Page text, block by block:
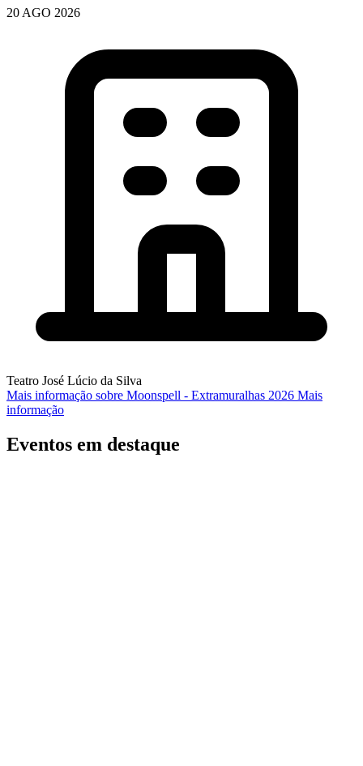
20 AGO 2026
Teatro José Lúcio da Silva
Mais informação sobre Moonspell - Extramuralhas 2026 Mais
informação
Eventos em destaque